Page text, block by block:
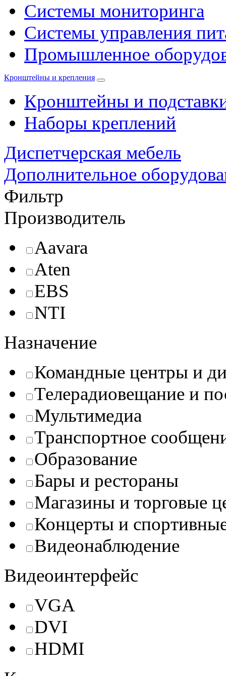
Системы мониторинга
Системы управления
Промышленное
Кронштейны и крепления
Кронштейны и
Наборы креплений
Диспетчерская мебель
Дополнительное
Фильтр
Производитель
Aavara
Aten
EBS
NTI
Назначение
Командные центры и
Телерадиовещание и
Мультимедиа
Транспортное
Образование
Бары и рестораны
Магазины и торговые
Концерты и
Видеонаблюдение
Видеоинтерфейс
VGA
DVI
HDMI